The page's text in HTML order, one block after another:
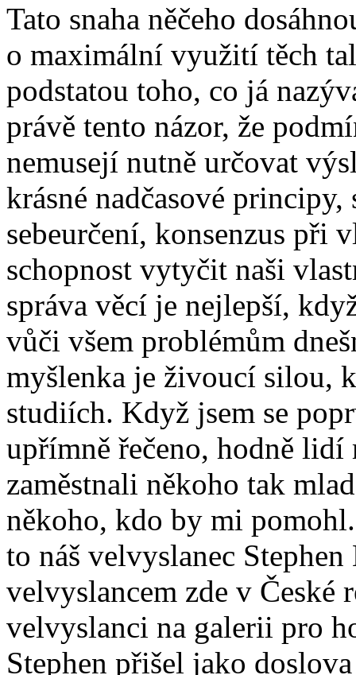
Tato snaha něčeho
o maximální využití těch
podstatou toho, co já
právě tento názor, že
nemusejí nutně určovat
krásné nadčasové
sebeurčení, konsenzus při
schopnost vytyčit naši
správa věcí je nejlepší,
vůči všem problémům
myšlenka je živoucí silou,
studiích. Když jsem se
upřímně řečeno, hodně lidí
zaměstnali někoho tak
někoho, kdo by mi
to náš velvyslanec
velvyslancem zde v České
velvyslanci na galerii pro
Stephen přišel jako